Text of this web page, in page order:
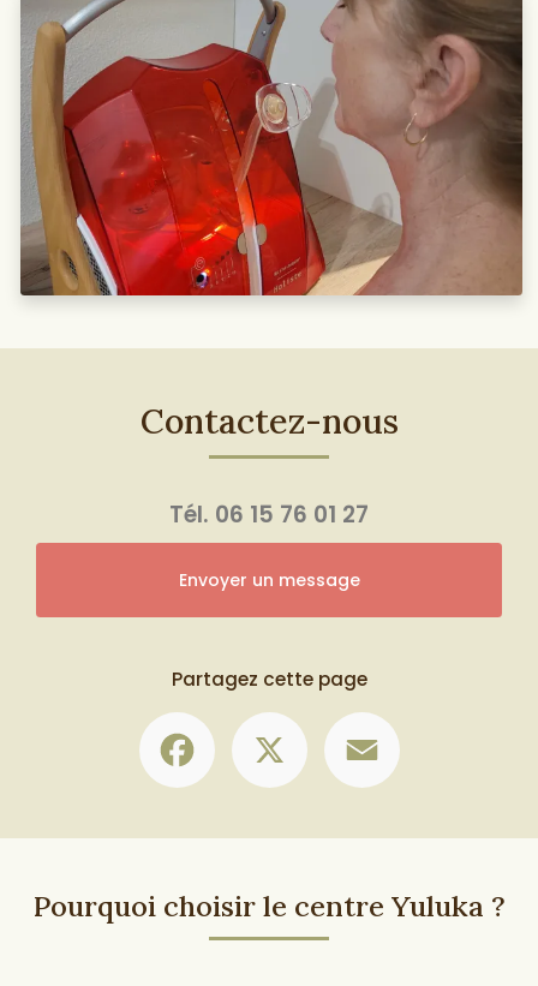
Contactez-nous
Tél. 06 15 76 01 27
Envoyer un message
Partagez cette page
Facebook
Pourquoi choisir le centre Yuluka ?